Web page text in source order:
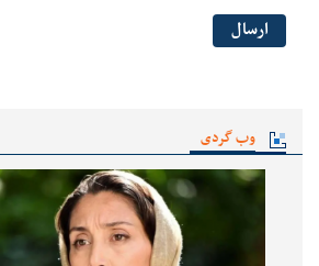
وب گردی
ارسال